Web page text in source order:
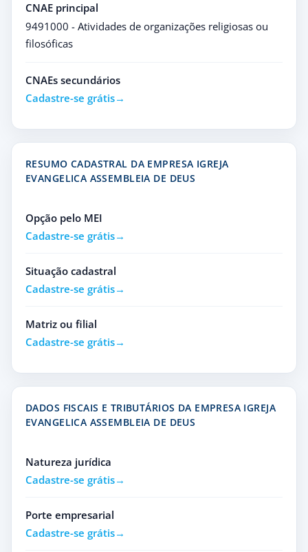
CNAE principal
9491000 - Atividades de organizações religiosas ou
filosóficas
CNAEs secundários
Cadastre-se grátis
RESUMO CADASTRAL DA EMPRESA IGREJA
EVANGELICA ASSEMBLEIA DE DEUS
Opção pelo MEI
Cadastre-se grátis
Situação cadastral
Cadastre-se grátis
Matriz ou filial
Cadastre-se grátis
DADOS FISCAIS E TRIBUTÁRIOS DA EMPRESA IGREJA
EVANGELICA ASSEMBLEIA DE DEUS
Natureza jurídica
Cadastre-se grátis
Porte empresarial
Cadastre-se grátis